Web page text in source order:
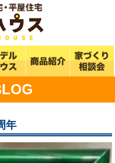
年